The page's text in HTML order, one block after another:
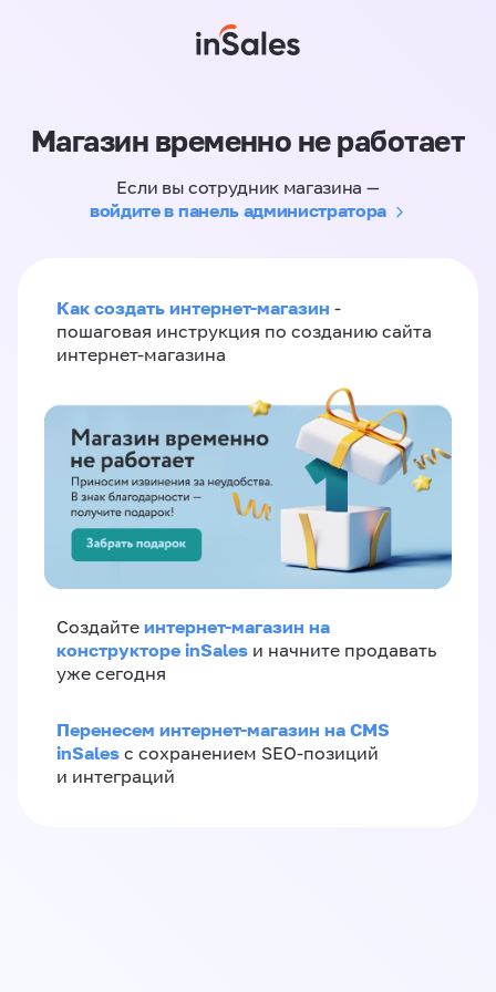
Магазин временно не работает
Если вы сотрудник магазина —
войдите в панель администратора
Как создать интернет-магазин -
пошаговая инструкция по созданию сайта
интернет-магазина
Создайте интернет-магазин на
конструкторе inSales и начните продавать
уже сегодня
Перенесем интернет-магазин на CMS
inSales с сохранением SEO-позиций
и интеграций